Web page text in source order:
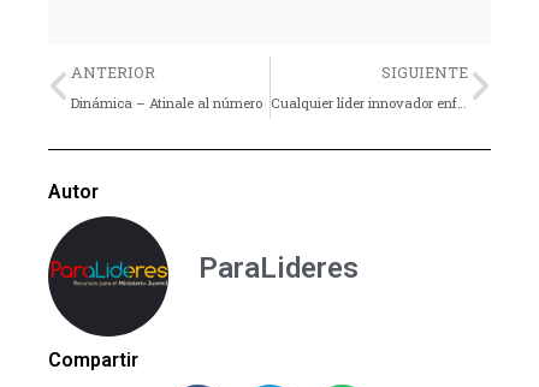
Previo
ANTERIOR
Dinámica – Atinale al número
SIGUIENTE
Cualquier líder innovador enfrentará tres conflictos inevitables
Autor
ParaLideres
Compartir